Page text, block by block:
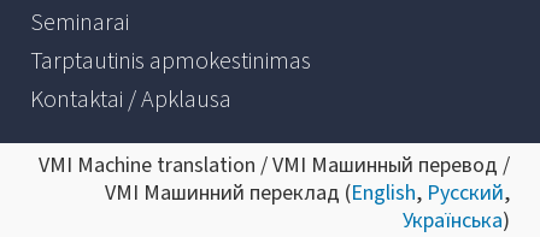
Seminarai
Tarptautinis apmokestinimas
Kontaktai / Apklausa
VMI Machine translation / VMI Машинный перевод /
VMI Машинний переклад (English, Русский,
Українська)